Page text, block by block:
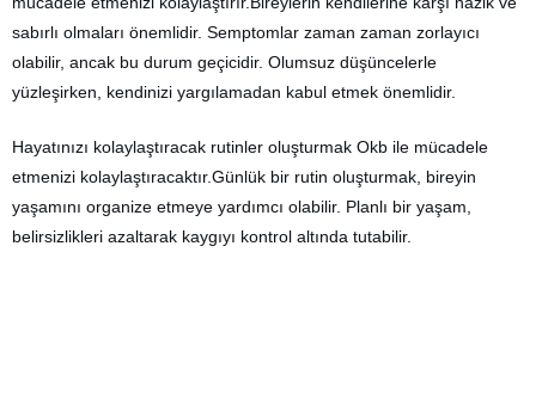
sabırlı olmaları önemlidir. Semptomlar zaman zaman zorlayıcı
olabilir, ancak bu durum geçicidir. Olumsuz düşüncelerle
yüzleşirken, kendinizi yargılamadan kabul etmek önemlidir.
Hayatınızı kolaylaştıracak rutinler oluşturmak Okb ile mücadele
etmenizi kolaylaştıracaktır.Günlük bir rutin oluşturmak, bireyin
yaşamını organize etmeye yardımcı olabilir. Planlı bir yaşam,
belirsizlikleri azaltarak kaygıyı kontrol altında tutabilir.